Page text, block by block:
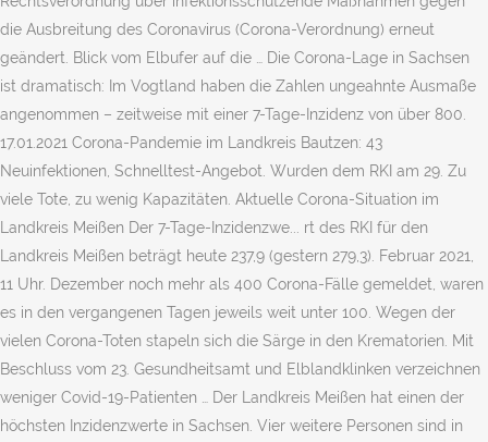
die Ausbreitung des Coronavirus (Corona-Verordnung) erneut
geändert. Blick vom Elbufer auf die … Die Corona-Lage in Sachsen
ist dramatisch: Im Vogtland haben die Zahlen ungeahnte Ausmaße
angenommen – zeitweise mit einer 7-Tage-Inzidenz von über 800.
17.01.2021 Corona-Pandemie im Landkreis Bautzen: 43
Neuinfektionen, Schnelltest-Angebot. Wurden dem RKI am 29. Zu
viele Tote, zu wenig Kapazitäten. Aktuelle Corona-Situation im
Landkreis Meißen Der 7-Tage-Inzidenzwe... rt des RKI für den
Landkreis Meißen beträgt heute 237,9 (gestern 279,3). Februar 2021,
11 Uhr. Dezember noch mehr als 400 Corona-Fälle gemeldet, waren
es in den vergangenen Tagen jeweils weit unter 100. Wegen der
vielen Corona-Toten stapeln sich die Särge in den Krematorien. Mit
Beschluss vom 23. Gesundheitsamt und Elb­landklinken verzeichnen
weniger Covid-19-Patienten … Der Landkreis Meißen hat einen der
höchsten Inzidenzwerte in Sachsen. Vier weitere Personen sind in